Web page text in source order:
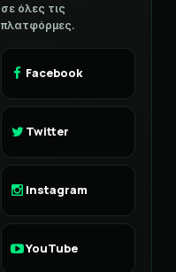
σε όλες τις
πλατφόρμες.
Facebook
Twitter
Instagram
YouTube